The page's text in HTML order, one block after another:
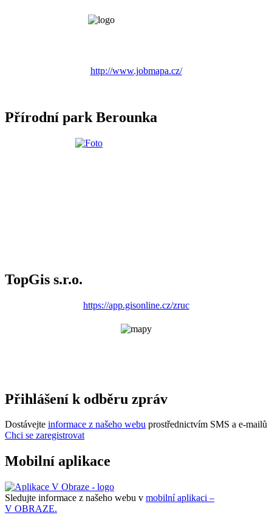
http://www.jobmapa.cz/
Přírodní park Berounka
TopGis s.r.o.
https://app.gisonline.cz/zruc
Přihlášení k odběru zpráv
Dostávejte informace z našeho webu prostřednictvím SMS a e-mailů
Chci se zaregistrovat
Mobilní aplikace
Sledujte informace z našeho webu v mobilní aplikaci –
V OBRAZE.